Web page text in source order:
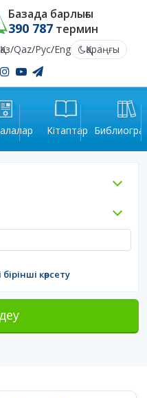
Базада барлығы
390 787термин
Қаз/Qaz/Рус/Eng
Қараңғы
Кітаптар
көрсету